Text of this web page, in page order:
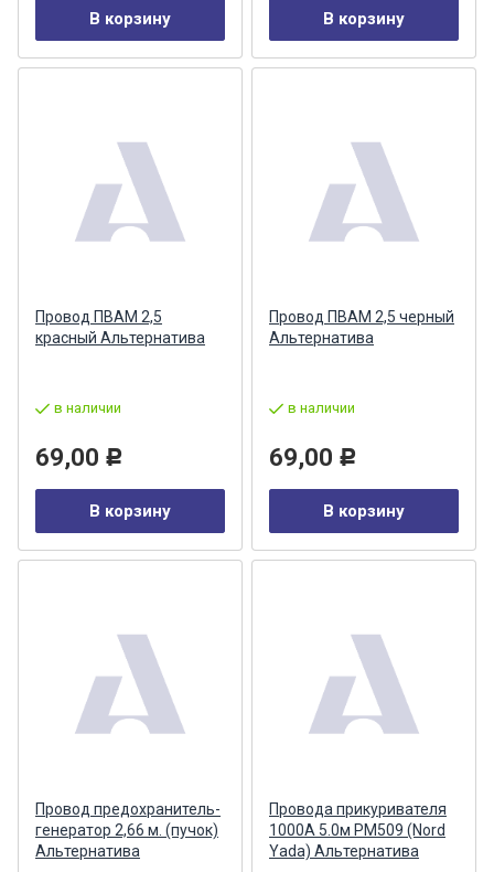
В корзину В корзину
Провод ПВАМ 2,5
красный Альтернатива
в наличии
69,00 Р
В корзину
Провод ПВАМ 2,5 черный
Альтернатива
в наличии
69,00 Р
В корзину
Провод предохранитель-
генератор 2,66 м. (пучок)
Альтернатива
Провода прикуривателя
1000А 5.0м РМ509 (Nord
Yada) Альтернатива